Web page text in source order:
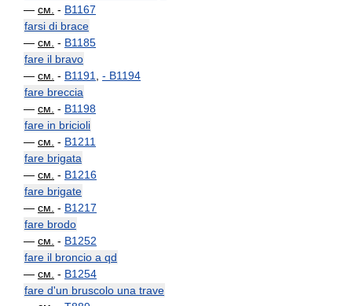
— см. - B1167
farsi di brace
— см. - B1185
fare il bravo
— см. - B1191 - B1194
fare breccia
— см. - B1198
fare in bricioli
— см. - B1211
fare brigata
— см. - B1216
fare brigate
— см. - B1217
fare brodo
— см. - B1252
fare il broncio a qd
— см. - B1254
fare d'un bruscolo una trave